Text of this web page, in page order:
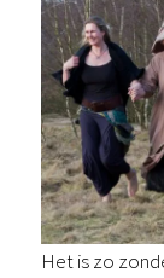
Het is zo